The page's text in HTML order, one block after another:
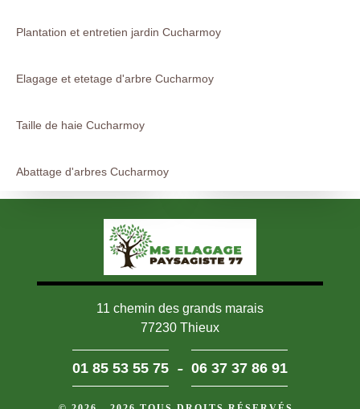
Plantation et entretien jardin Cucharmoy
Elagage et etetage d'arbre Cucharmoy
Taille de haie Cucharmoy
Abattage d'arbres Cucharmoy
11 chemin des grands marais
77230 Thieux
01 85 53 55 75 - 06 37 37 86 91